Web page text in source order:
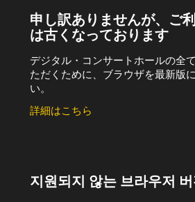
申し訳ありませんが、ご
は古くなっております
デジタル・コンサートホールの全
ただくために、ブラウザを最新版
い。
詳細はこちら
지원되지 않는 브라우저